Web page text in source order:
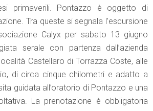
primaverili. Pontazzo è oggetto di
Tra queste si segnala l’escursione
Calyx per sabato 13 giugno
serale con partenza dall’azienda
Castellaro di Torrazza Coste, alle
di circa cinque chilometri e adatto a
guidata all’oratorio di Pontazzo e una
La prenotazione è obbligatoria